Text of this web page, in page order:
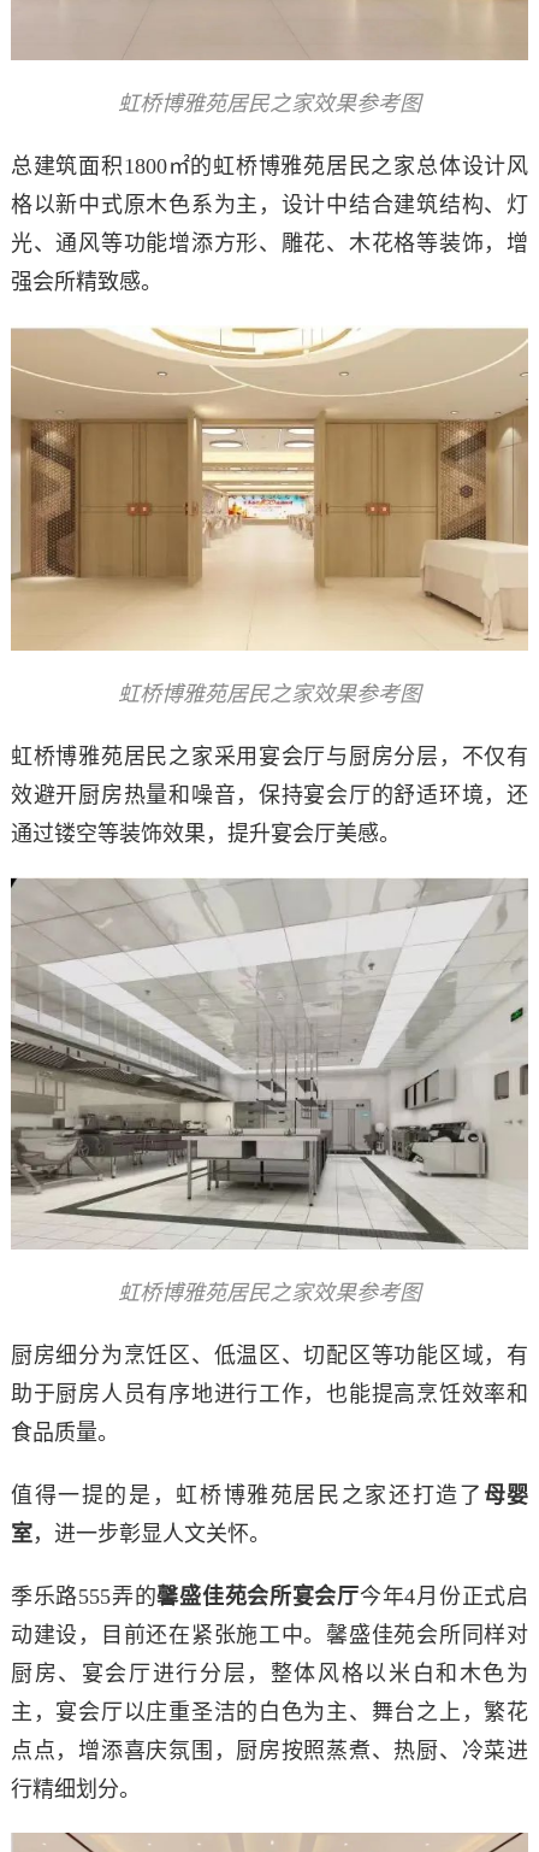
虹桥博雅苑居民之家效果参考图
总建筑面积1800㎡的虹桥博雅苑居民之家总体设计风
格以新中式原木色系为主，设计中结合建筑结构、灯
光、通风等功能增添方形、雕花、木花格等装饰，增
强会所精致感。
虹桥博雅苑居民之家效果参考图
虹桥博雅苑居民之家采用宴会厅与厨房分层，不仅有
效避开厨房热量和噪音，保持宴会厅的舒适环境，还
通过镂空等装饰效果，提升宴会厅美感。
虹桥博雅苑居民之家效果参考图
厨房细分为烹饪区、低温区、切配区等功能区域，有
助于厨房人员有序地进行工作，也能提高烹饪效率和
食品质量。
值得一提的是，虹桥博雅苑居民之家还打造了 母婴
室，进一步彰显人文关怀。
季乐路555弄的馨盛佳苑会所宴会厅今年4月份正式启
动建设，目前还在紧张施工中。馨盛佳苑会所同样对
厨房、宴会厅进行分层，整体风格以米白和木色为
主，宴会厅以庄重圣洁的白色为主、舞台之上，繁花
点点，增添喜庆氛围，厨房按照蒸煮、热厨、冷菜进
行精细划分。